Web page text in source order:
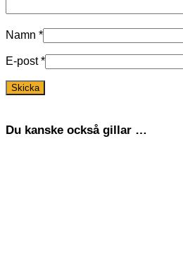
Namn *
E-post*
Du kanske också gillar …